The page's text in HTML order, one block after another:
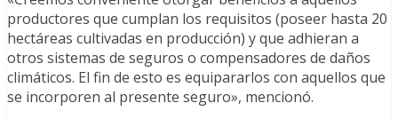
productores que cumplan los requisitos (poseer hasta 20
hectáreas cultivadas en producción) y que adhieran a
otros sistemas de seguros o compensadores de daños
climáticos. El fin de esto es equipararlos con aquellos que
se incorporen al presente seguro», mencionó.